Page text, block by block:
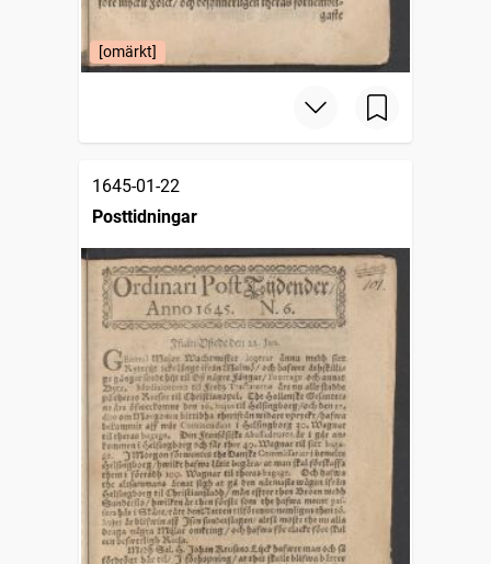
[omärkt]
1645-01-22
Posttidningar